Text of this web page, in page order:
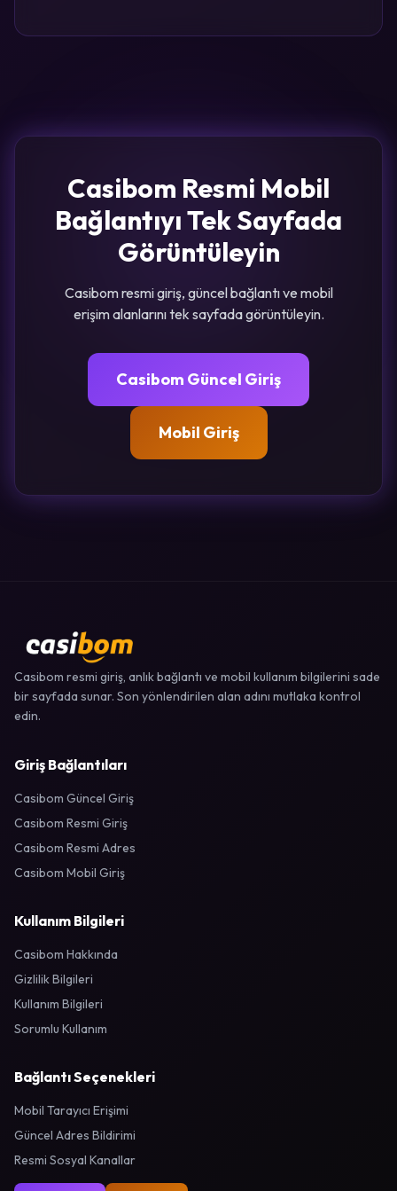
Casibom Resmi Mobil
Bağlantıyı Tek Sayfada
Görüntüleyin
Casibom resmi giriş, güncel bağlantı ve mobil
erişim alanlarını tek sayfada görüntüleyin.
Casibom Güncel Giriş
Mobil Giriş
Casibom resmi giriş, anlık bağlantı ve mobil kullanım bilgilerini sade
bir sayfada sunar. Son yönlendirilen alan adını mutlaka kontrol
edin.
Giriş Bağlantıları
Casibom Güncel Giriş
Casibom Resmi Giriş
Casibom Resmi Adres
Casibom Mobil Giriş
Kullanım Bilgileri
Casibom Hakkında
Gizlilik Bilgileri
Kullanım Bilgileri
Sorumlu Kullanım
Bağlantı Seçenekleri
Mobil Tarayıcı Erişimi
Güncel Adres Bildirimi
Resmi Sosyal Kanallar